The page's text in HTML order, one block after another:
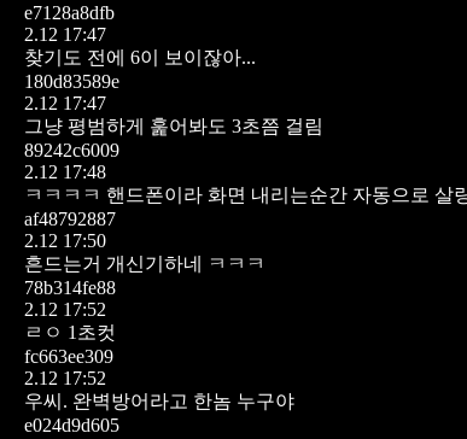
e7128a8dfb
2.12 17:47
찾기도 전에 6이 보이잖아...
180d83589e
2.12 17:47
그냥 평범하게 훑어봐도 3초쯤 걸림
89242c6009
2.12 17:48
ㅋㅋㅋㅋ 핸드폰이라 화면 내리는순간 자동으로 살
af48792887
2.12 17:50
흔드는거 개신기하네 ㅋㅋㅋ
78b314fe88
2.12 17:52
ㄹㅇ 1초컷
fc663ee309
2.12 17:52
우씨. 완벽방어라고 한놈 누구야
e024d9d605